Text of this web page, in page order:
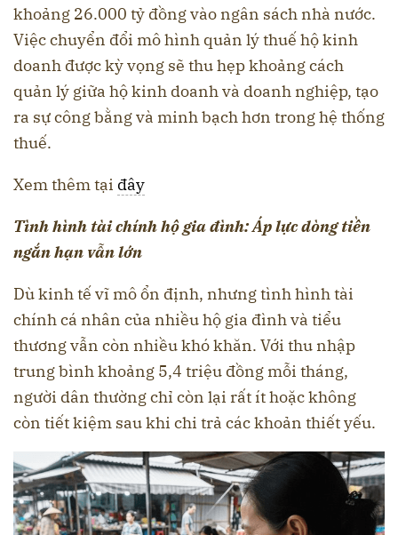
khoảng 26.000 tỷ đồng vào ngân sách nhà nước.
Việc chuyển đổi mô hình quản lý thuế hộ kinh
doanh được kỳ vọng sẽ thu hẹp khoảng cách
quản lý giữa hộ kinh doanh và doanh nghiệp, tạo
ra sự công bằng và minh bạch hơn trong hệ thống
thuế.
Xem thêm tại đây
Tình hình tài chính hộ gia đình: Áp lực dòng tiền
ngắn hạn vẫn lớn
Dù kinh tế vĩ mô ổn định, nhưng tình hình tài
chính cá nhân của nhiều hộ gia đình và tiểu
thương vẫn còn nhiều khó khăn. Với thu nhập
trung bình khoảng 5,4 triệu đồng mỗi tháng,
người dân thường chỉ còn lại rất ít hoặc không
còn tiết kiệm sau khi chi trả các khoản thiết yếu.